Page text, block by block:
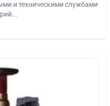
и техническими службами